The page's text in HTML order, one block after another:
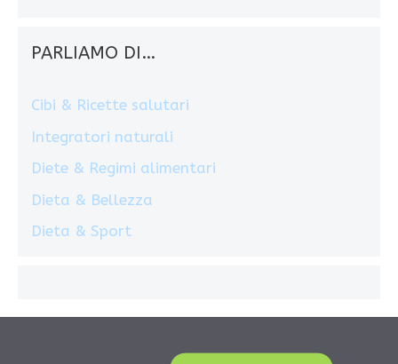
PARLIAMO DI…
Cibi & Ricette salutari
Integratori naturali
Diete & Regimi alimentari
Dieta & Bellezza
Dieta & Sport